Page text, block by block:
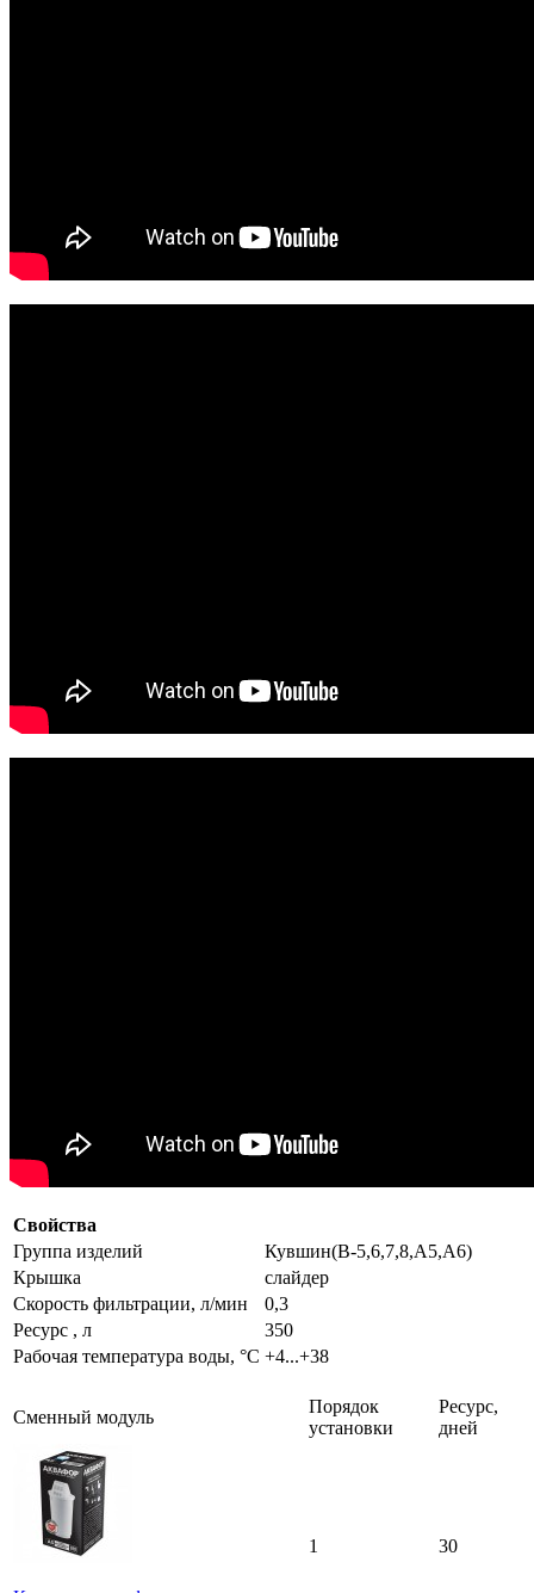
Свойства
Группа изделий
Кувшин(В-5,6,7,8,А5,А6)
Крышка
слайдер
Скорость фильтрации, л/мин
0,3
Ресурс , л
350
Рабочая температура воды, °C +4...+38
Сменный модуль
Порядок
установки
Ресурс,
дней
1 30